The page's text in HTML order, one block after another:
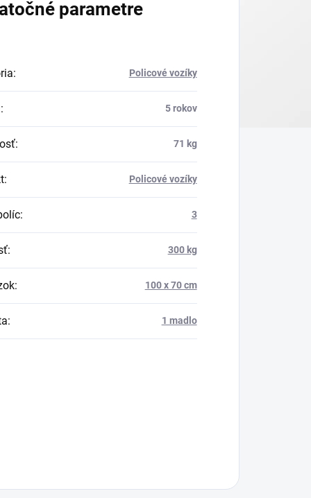
parametre
: Policové vozíky
: 5 rokov
: 71 kg
: Policové vozíky
: 3
: 300 kg
: 100 x 70 cm
: 1 madlo